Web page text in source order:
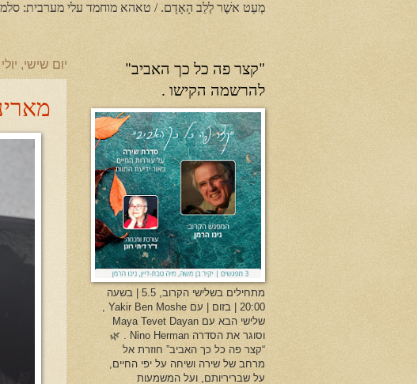
מְעַט אשֶׁר לְלֵב הָאָדָם. / טאהא מוחמד עלי מערבית: סלמאן
יום שישי, יולי 09, 2010
"קצר פה כל כך האביב"
להרשמה הקישו .
מתחילים בשלישי הקרוב, 5.5 | בשעה
20:00 | בזום | עם Yakir Ben Moshe ,
שלישי הבא עם Maya Tevet Dayan
וסוגר את הסדרה Nino Herman . 🌿
“קצר פה כל כך האביב” חוזרת אל
מרחב של שירה ושיחה על יפי החיים,
על שבריריותם, ועל המשמעות